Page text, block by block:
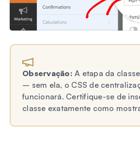
Observação: A etapa da
– sem ela, o CSS de
funcionará. Certifique-se de
classe exatamente como